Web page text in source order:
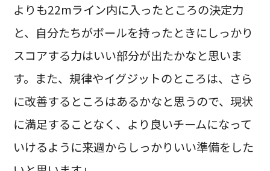
よりも22mライン内に入ったところの決定力
と、自分たちがボールを持ったときにしっかり
スコアする力はいい部分が出たかなと思いま
す。また、規律やイグジットのところは、さら
に改善するところはあるかなと思うので、現状
に満足することなく、より良いチームになって
いけるように来週からしっかりいい準備をした